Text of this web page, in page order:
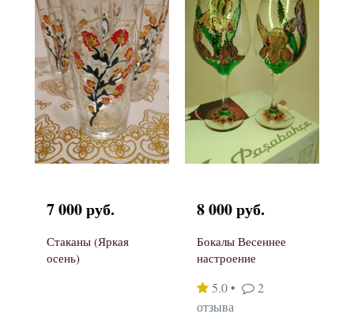
7 000 руб.
Стаканы (Яркая
осень)
8 000 руб.
Бокалы Весеннее
настроение
5.0•
2
отзыва